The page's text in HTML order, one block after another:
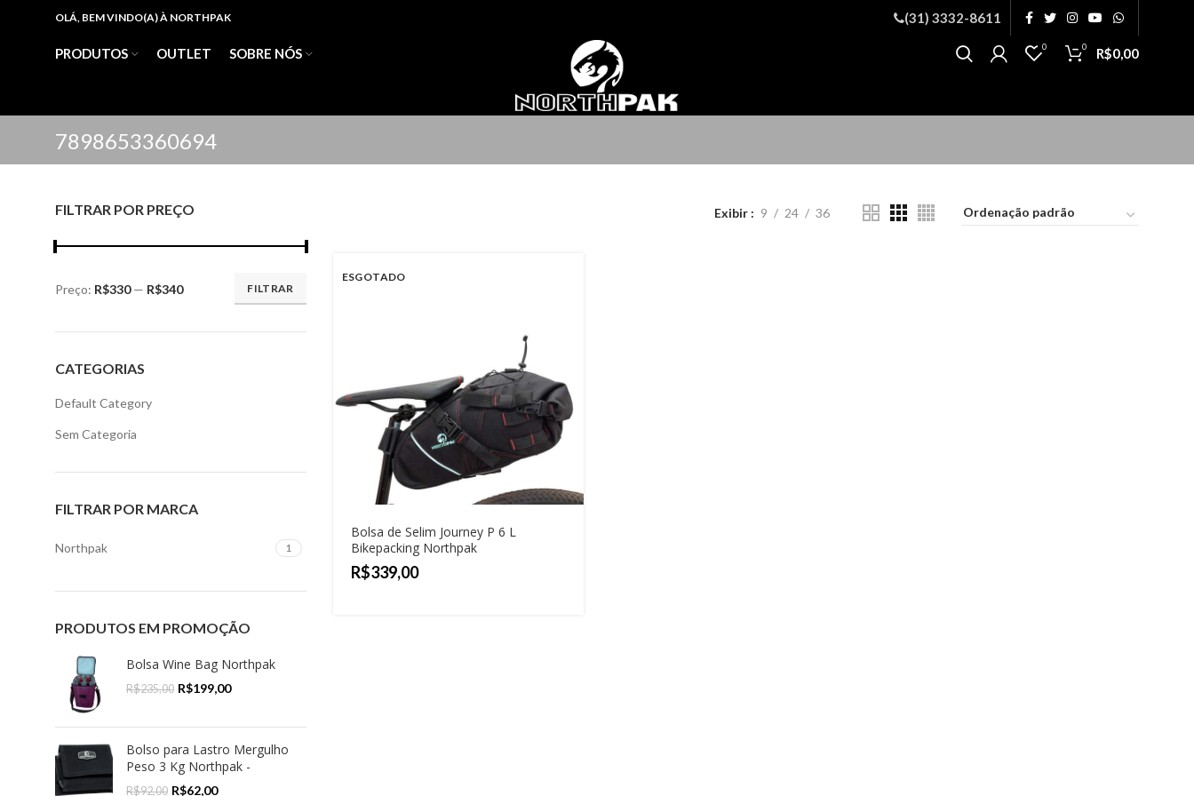
OLÁ, BEM VINDO(A) À NORTHPAK (31) 3332-8611
PRODUTOS OUTLET SOBRE NÓS 0 0 R$0,00
7898653360694
FILTRAR POR PREÇO
Preço
Preço
FILTRAR
Preço: R$330— R$340
CATEGORIAS
Default Category
Sem Categoria
FILTRAR POR MARCA
Northpak 1
PRODUTOS EM PROMOÇÃO
Bolsa Wine Bag Northpak
R$235,00 R$199,00
Bolso para Lastro Mergulho
Peso 3 Kg Northpak -
R$92,00 R$62,00
Exibir 9 24 36
ESGOTADO
Bolsa de Selim Journey P 6 L
Bikepacking Northpak
R$